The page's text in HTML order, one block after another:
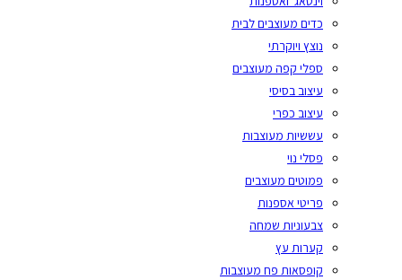
כדים מעוצבים לבית
נוצץ ויוקרתי
ספלי קפה מעוצבים
עיצוב בסיסי
עיצוב כפרי
עששיות מעוצבות
פסלי נוי
פמוטים מעוצבים
פריטי אספנות
צבעוניות שמחה
קערות עץ
קופסאות פח מעוצבות